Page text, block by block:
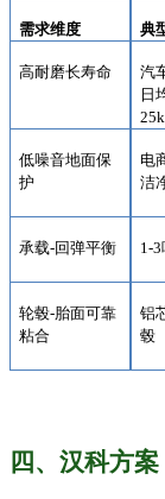
需求维度 典
高耐磨长寿命 汽
日
低噪音地面保
护
电
洁
承载-回弹平衡 1-
轮毂-胎面可靠
粘合
铝
毂
四、汉科方